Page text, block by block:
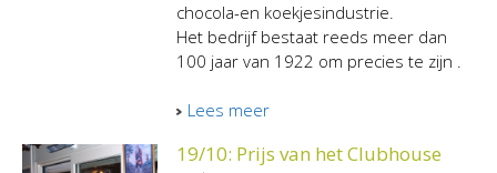
chocola-en koekjesindustrie.
Het bedrijf bestaat reeds meer dan
100 jaar van 1922 om precies te zijn .
Lees meer
19/10: Prijs van het Clubhouse